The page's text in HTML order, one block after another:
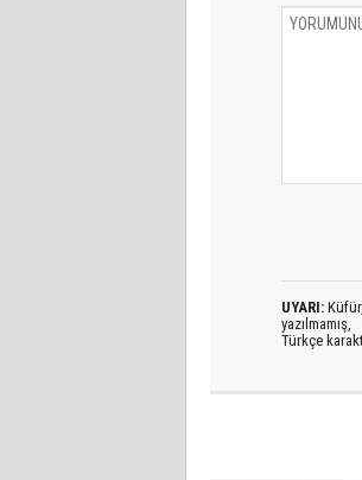
UYARI:
yazılmamış,
Türkçe